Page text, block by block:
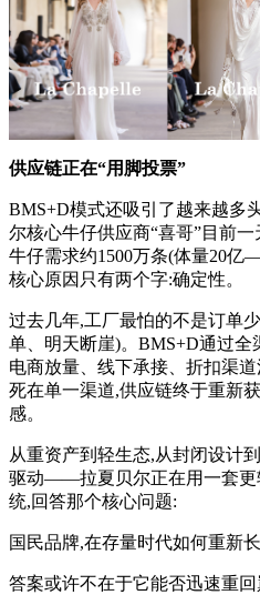
供应链正在“用脚投票”
BMS+D模式还吸引了越来越多
尔核心牛仔供应商“喜哥”目前
牛仔需求约1500万条(体量20亿
核心原因只有两个字:确定性。
过去几年,工厂最怕的不是订单
单、明天断崖)。BMS+D通过
电商放量、线下承接、折扣渠
死在单一渠道,供应链终于重新
感。
从重资产到轻生态,从封闭设计
驱动——拉夏贝尔正在用一套更
统,回答那个核心问题:
国民品牌,在存量时代如何重新
答案或许不在于它能否迅速重